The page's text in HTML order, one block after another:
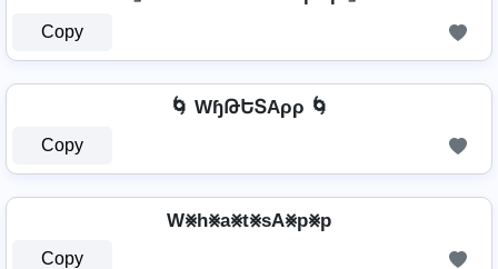
Copy
🌀 WɧԹԵՏAρρ 🌀
Copy
W⨳h⨳a⨳t⨳sA⨳p⨳p
Copy